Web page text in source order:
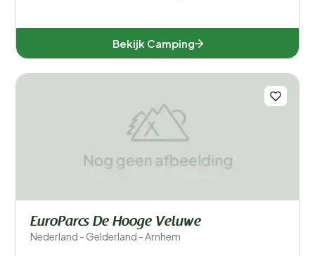
Bekijk Camping
EuroParcs De Hooge Veluwe
Nederland - Gelderland - Arnhem